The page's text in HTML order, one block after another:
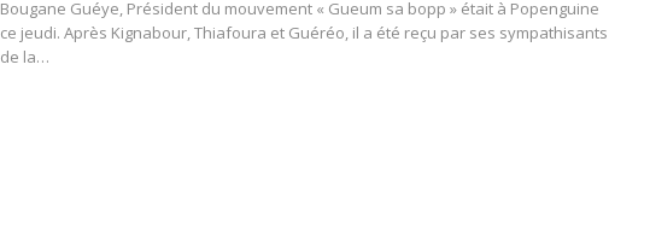
Bougane Guéye, Président du mouvement « Gueum sa bopp » était à Popenguine
ce jeudi. Après Kignabour, Thiafoura et Guéréo, il a été reçu par ses sympathisants
de la…